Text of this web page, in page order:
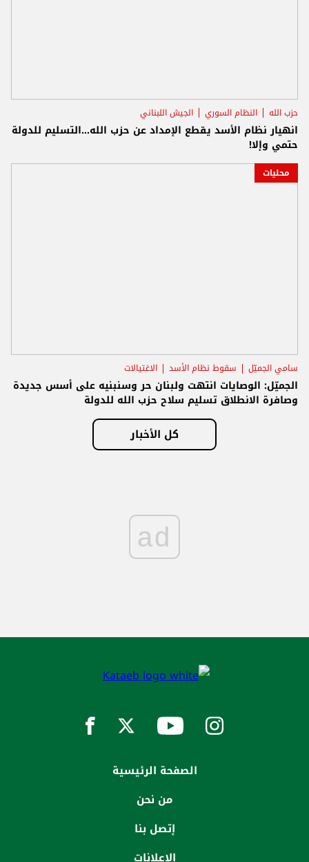
حزب الله النظام السوري الجيش اللبناني
انهيار نظام الأسد يقطع الإمداد عن حزب الله...التسليم للدولة
حتمي وإلا!
محليات
سامي الجميّل سقوط نظام الأسد الاغتيالات
الجميّل: الوصايات انتهت ولبنان حر وسنبنيه على أسس جديدة
وصافرة الانطلاق تسليم سلاح حزب الله للدولة
كل الأخبار
ad
الصفحة الرئيسية
من نحن
إتصل بنا
الاعلانات